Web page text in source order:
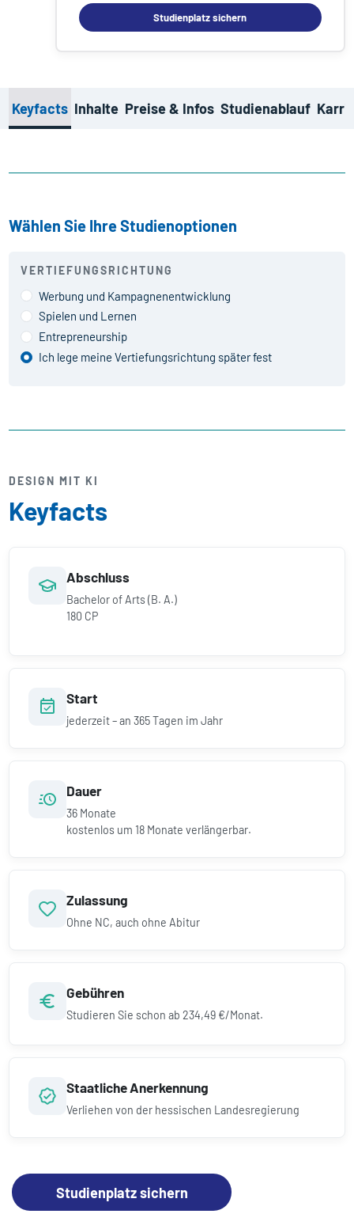
Studienplatz sichern
Keyfacts Inhalte Preise & Infos Studienablauf
Wählen Sie Ihre Studienoptionen
VERTIEFUNGSRICHTUNG
Werbung und Kampagnenentwicklung
Spielen und Lernen
Entrepreneurship
Ich lege meine Vertiefungsrichtung später fest
DESIGN MIT KI
Keyfacts
Abschluss
Bachelor of Arts (B. A.)
180 CP
Start
jederzeit – an 365 Tagen im Jahr
Dauer
36 Monate
kostenlos um 18 Monate verlängerbar.
Zulassung
Ohne NC, auch ohne Abitur
Gebühren
Studieren Sie schon ab234,49 €/Monat.
Staatliche Anerkennung
Verliehen von der hessischen Landesregierung
Studienplatz sichern